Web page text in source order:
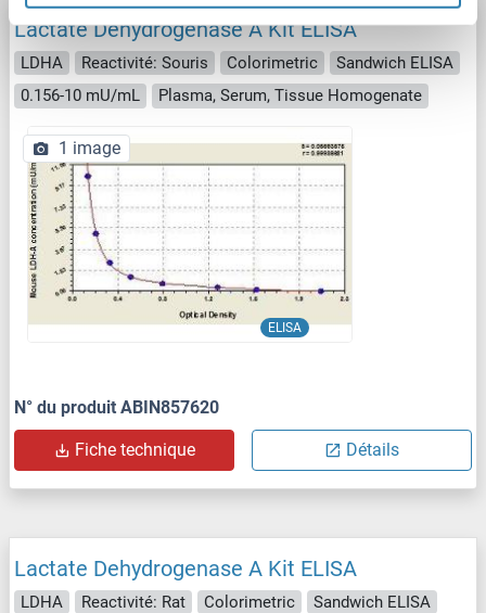
Lactate Dehydrogenase A Kit ELISA
LDHA Reactivité: Souris Colorimetric
Sandwich ELISA
0.156-10 mU/mL
Plasma, Serum, Tissue Homogenate
ELISA
1 image
N° du produit ABIN857620
Fiche technique Détails
Lactate Dehydrogenase A Kit ELISA
LDHA Reactivité: Rat Colorimetric
Sandwich ELISA